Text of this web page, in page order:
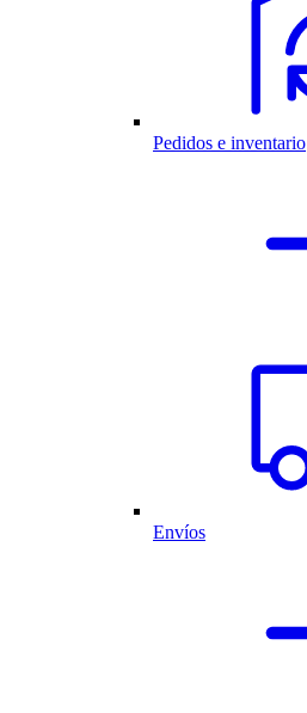
Pedidos e inventario
Envíos